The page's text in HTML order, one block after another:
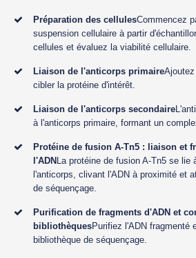
Préparation des cellulesCommencez
suspension cellulaire à partir
cellules et évaluez la viabilité cellulaire.
Liaison de l'anticorps primaire
cibler la protéine d'intérêt.
Liaison de l'anticorps secondaire
à l'anticorps primaire, formant un
Protéine de fusion A-Tn5 : liaison et
l'ADN La protéine de fusion A-Tn5 se lie
l'anticorps, clivant l'ADN à proximité et
de séquençage.
Purification de fragments d'ADN et
bibliothèquesPurifiez l'ADN fragmenté
bibliothèque de séquençage.